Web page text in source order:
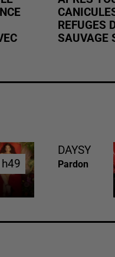
REFUGES
SAUVAGE
DAYSY
Pardon